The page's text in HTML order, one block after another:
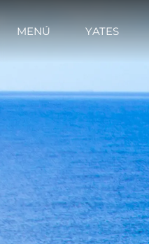
MENÚ YATES